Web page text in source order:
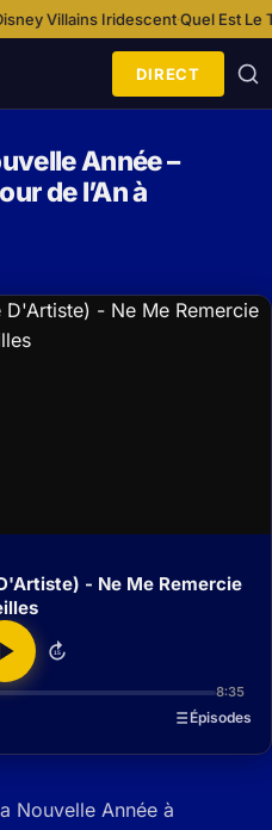
·Quel Est Le Tarif D’un
DIRECT
Année –
de l’An à
- Ne Me Remercie
15
8:35
Épisodes
Nouvelle Année à